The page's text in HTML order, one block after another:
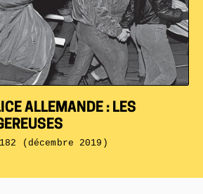
ALLEMANDE : LES
(décembre 2019)